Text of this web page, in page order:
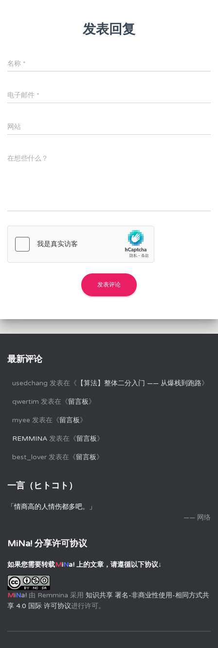
发表回复
名称 *
电子邮件 *
网站
在想些什么？
最新评论
usedchang 发表在《 【算法】整体二分入门 —— 从爆栈到跑路》
qwertim 发表在《留言板》
myee 发表在《留言板》
REMMINA 发表在《留言板》
best_lover 发表在《留言板》
一言（ヒトコト）
「情商高的人情伤都多吧。」
—— 网络
MiNa! 分享许可协议
如果您需要转载MiNa! 上的文章，请遵循以下协议↓
MiNa! 由 Remmina 采用 知识共享 署名-非商业性使用-相同方式共
享 4.0 国际 许可协议进行许可。